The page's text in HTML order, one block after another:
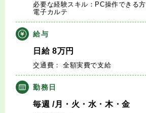
医師の転職マニュアル
データで見る医師の平均年収
医師に役立つ取材記事
大学医局紹介
必要な経験スキル：PC操作できる方
電子カルテ
給与
日給8万円
交通費： 全額実費で支給
勤務日
毎週 /月・火・水・木・金